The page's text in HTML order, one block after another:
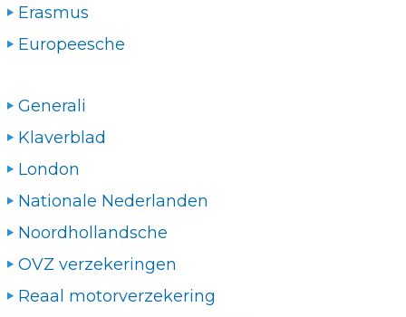
Erasmus
Europeesche
Generali
Klaverblad
London
Nationale Nederlanden
Noordhollandsche
OVZ verzekeringen
Reaal motorverzekering